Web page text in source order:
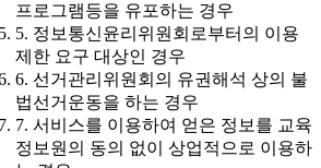
프로그램등을 유포하는 경우
5. 정보통신윤리위원회로부터의 이용
제한 요구 대상인 경우
6. 선거관리위원회의 유권해석 상의 불
법선거운동을 하는 경우
7. 서비스를 이용하여 얻은 정보를 교육
정보원의 동의 없이 상업적으로 이용하